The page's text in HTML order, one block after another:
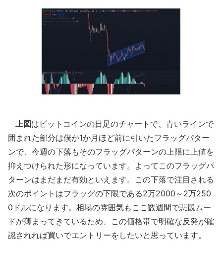
上図はビットコインの日足のチャートで、青いラインで
囲まれた部分は僕が1か月ほど前に引いたフラッグパター
ンで、今週の下落もそのフラッグパターンの上限に上値を
抑えつけられた形になっています。よってこのフラッグパ
ターンはまだまだ有効といえます。この下落で注目される
次のポイントはフラッグの下限である2万2000～2万250
0ドルになります。相場の雰囲気もここ数週間で悲観ムー
ドが薄まってきているため、この価格帯で明確な反発が確
認されれば買いでエントリーをしたいと思っています。